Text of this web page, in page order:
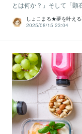
とは何か？」そして「顕
しょこまる★夢を叶え
2025/08/15 23:04